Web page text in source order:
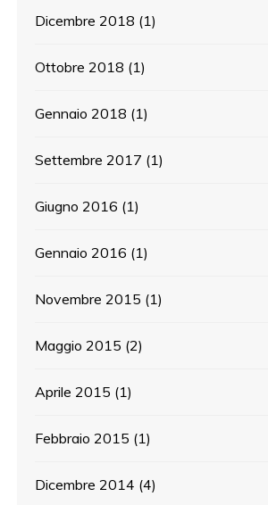
Dicembre 2018 (1)
Ottobre 2018 (1)
Gennaio 2018 (1)
Settembre 2017 (1)
Giugno 2016 (1)
Gennaio 2016 (1)
Novembre 2015 (1)
Maggio 2015 (2)
Aprile 2015 (1)
Febbraio 2015 (1)
Dicembre 2014 (4)